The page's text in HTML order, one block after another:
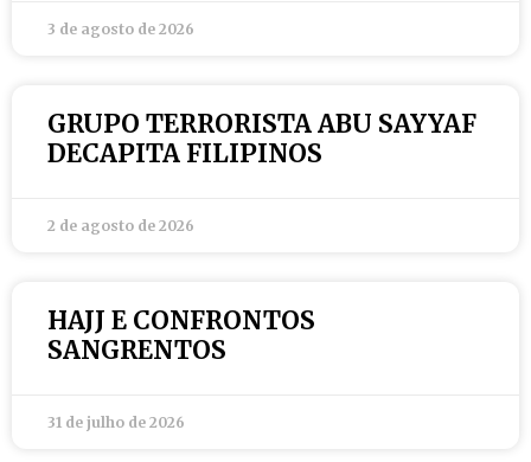
3 de agosto de 2026
GRUPO TERRORISTA ABU SAYYAF
DECAPITA FILIPINOS
2 de agosto de 2026
HAJJ E CONFRONTOS
SANGRENTOS
31 de julho de 2026